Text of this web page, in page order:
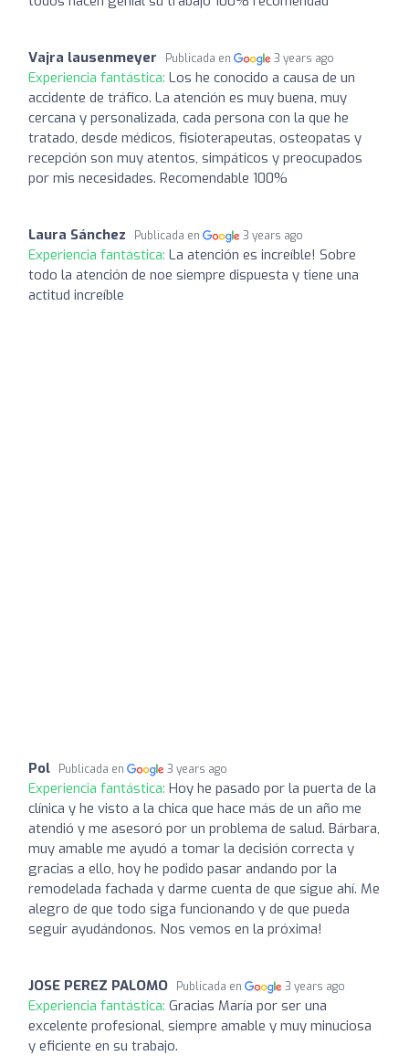
Vajra lausenmeyer Publicada en 3 years ago
Experiencia fantástica: Los he conocido a causa de un
accidente de tráfico. La atención es muy buena, muy
cercana y personalizada, cada persona con la que he
tratado, desde médicos, fisioterapeutas, osteopatas y
recepción son muy atentos, simpáticos y preocupados
por mis necesidades. Recomendable 100%
Laura Sánchez Publicada en 3 years ago
Experiencia fantástica: La atención es increíble! Sobre
todo la atención de noe siempre dispuesta y tiene una
actitud increíble
Pol Publicada en 3 years ago
Experiencia fantástica: Hoy he pasado por la puerta de la
clínica y he visto a la chica que hace más de un año me
atendió y me asesoró por un problema de salud. Bárbara,
muy amable me ayudó a tomar la decisión correcta y
gracias a ello, hoy he podido pasar andando por la
remodelada fachada y darme cuenta de que sigue ahí. Me
alegro de que todo siga funcionando y de que pueda
seguir ayudándonos. Nos vemos en la próxima!
JOSE PEREZ PALOMO Publicada en 3 years ago
Experiencia fantástica: Gracias María por ser una
excelente profesional, siempre amable y muy minuciosa
y eficiente en su trabajo.